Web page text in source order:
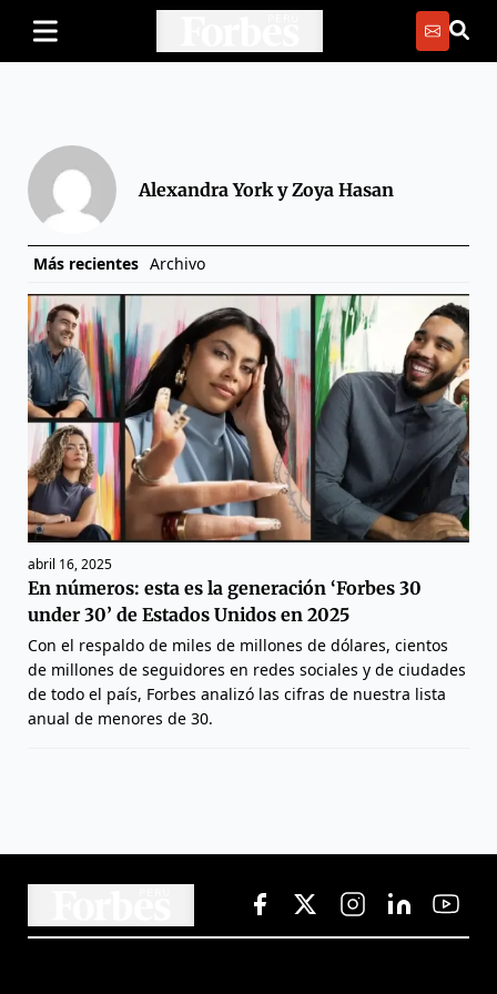
Alexandra York y Zoya Hasan
Más recientes Archivo
abril 16, 2025
En números: esta es la generación ‘Forbes 30
under 30’ de Estados Unidos en 2025
Con el respaldo de miles de millones de dólares, cientos
de millones de seguidores en redes sociales y de ciudades
de todo el país, Forbes analizó las cifras de nuestra lista
anual de menores de 30.